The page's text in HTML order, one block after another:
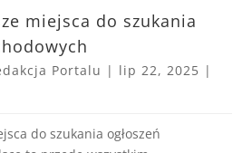
miejsca do szukania
Portalu | lip 22, 2025 |
do szukania ogłoszeń